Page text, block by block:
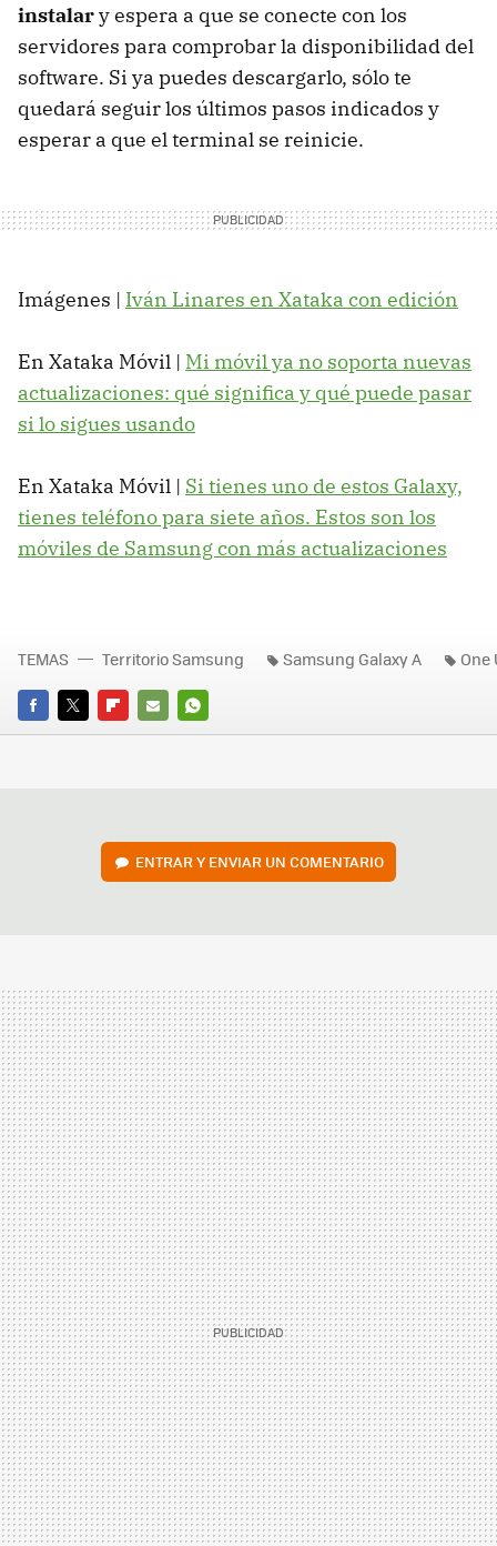
instalary espera a que se conecte con los
servidores para comprobar la disponibilidad del
software. Si ya puedes descargarlo, sólo te
quedará seguir los últimos pasos indicados y
esperar a que el terminal se reinicie.
Imágenes | Iván Linares en Xataka con edición
En Xataka Móvil | Mi móvil ya no soporta nuevas
actualizaciones: qué significa y qué puede pasar
si lo sigues usando
En Xataka Móvil | Si tienes uno de estos Galaxy,
tienes teléfono para siete años. Estos son los
móviles de Samsung con más actualizaciones
FACEBOOK
TWITTERFLIPBOARD
E-
WHATSAPP
TEMAS Territorio Samsung Samsung Galaxy A One
ENTRAR Y ENVIAR UN COMENTARIO